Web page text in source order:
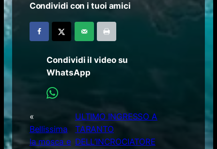
Condividi con i tuoi amici
Condividi il video su
WhatsApp
«
Bellissima
la mosca e
ULTIMO INGRESSO A
TARANTO
DELL’INCROCIATORE